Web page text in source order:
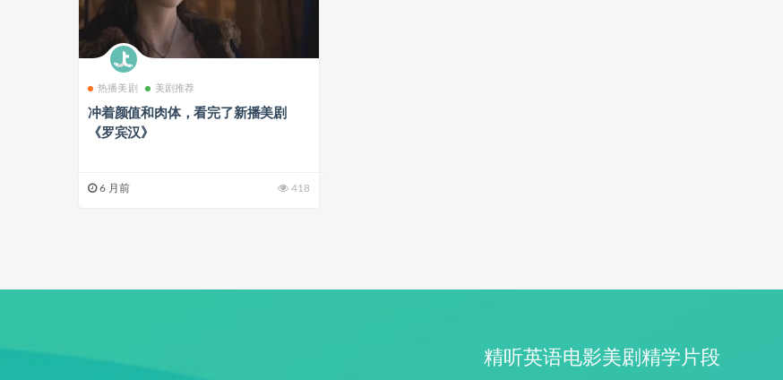
热播美剧 美剧推荐
冲着颜值和肉体，看完了新播美剧
《罗宾汉》
6 月前 418
精听英语电影美剧精学片段